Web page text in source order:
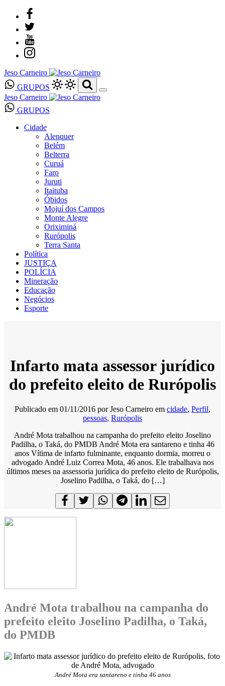
Jeso Carneiro
GRUPOS
Jeso Carneiro
GRUPOS
Cidade
Alenquer
Belém
Belterra
Curuá
Faro
Juruti
Itaituba
Óbidos
Mojuí dos Campos
Monte Alegre
Oriximiná
Rurópolis
Terra Santa
Política
JUSTIÇA
POLÍCIA
Mineração
Educação
Negócios
Esporte
Infarto mata assessor jurídico
do prefeito eleito de Rurópolis
Publicado em 01/11/2016 porJeso Carneiro em cidade, Perfil,
pessoas, Rurópolis
André Mota trabalhou na campanha do prefeito eleito Joselino
Padilha, o Taká, do PMDB André Mota era santareno e tinha 46
anos Vítima de infarto fulminante, enquanto dormia, morreu o
advogado André Luiz Correa Mota, 46 anos. Ele trabalhava nos
últimos meses na assessoria jurídica do prefeito eleito de Rurópolis,
Joselino Padilha, o Taká, do […]
André Mota trabalhou na campanha do
prefeito eleito Joselino Padilha, o Taká,
do PMDB
André Mota era santareno e tinha 46 anos